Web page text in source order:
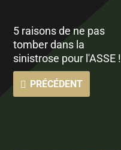
5 raisons de ne pas
tomber dans la
sinistrose pour l'ASSE !
PRÉCÉDENT